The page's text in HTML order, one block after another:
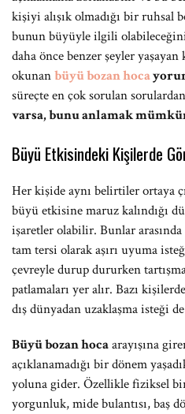
kişiyi alışık olmadığı bir ruhsal
bunun büyüyle ilgili
daha önce benzer şeyler
okunanbüyü bozan hoca
süreçte en çok sorulan
varsa, bunu anlamak
Büyü Etkisindeki Kişilerde
Her kişide aynı belirtiler ortaya
büyü etkisine maruz kalındığı
işaretler olabilir. Bunlar
tam tersi olarak aşırı uyuma
çevreyle durup dururken
patlamaları yer alır. Bazı
dış dünyadan uzaklaşma isteği
Büyü bozan hocaarayışına
açıklanamadığı bir dönem
yoluna gider. Özellikle fiziksel
yorgunluk, mide bulantısı, baş